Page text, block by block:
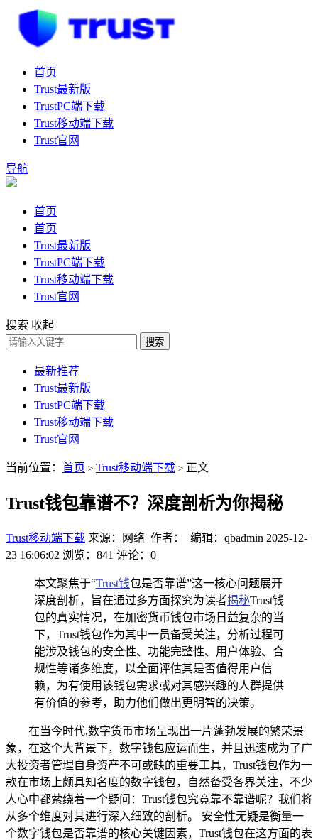
首页
Trust最新版
TrustPC端下载
Trust移动端下载
Trust官网
导航
首页
首页
Trust最新版
TrustPC端下载
Trust移动端下载
Trust官网
搜索 收起
搜索
最新推荐
Trust最新版
TrustPC端下载
Trust移动端下载
Trust官网
当前位置： 首页 > Trust移动端下载 > 正文
Trust钱包靠谱不？深度剖析为你揭秘
Trust移动端下载 来源：网络 作者： 编辑：qbadmin 2025-12-
23 16:06:02 浏览：841 评论：0
本文聚焦于“Trust钱包是否靠谱”这一核心问题展开
深度剖析，旨在通过多方面探究为读者揭秘Trust钱
包的真实情况，在加密货币钱包市场日益复杂的当
下，Trust钱包作为其中一员备受关注，分析过程可
能涉及钱包的安全性、功能完整性、用户体验、合
规性等诸多维度，以全面评估其是否值得用户信
赖，为有使用该钱包需求或对其感兴趣的人群提供
有价值的参考，助力他们做出更明智的决策。
在当今时代,数字货币市场呈现出一片蓬勃发展的繁荣景
象，在这个大背景下，数字钱包应运而生，并且迅速成为了广
大投资者管理自身资产不可或缺的重要工具，Trust钱包作为一
款在市场上颇具知名度的数字钱包，自然备受各界关注，不少
人心中都萦绕着一个疑问：Trust钱包究竟靠不靠谱呢？我们将
从多个维度对其进行深入细致的剖析。 安全性无疑是衡量一
个数字钱包是否靠谱的核心关键因素，Trust钱包在这方面的表